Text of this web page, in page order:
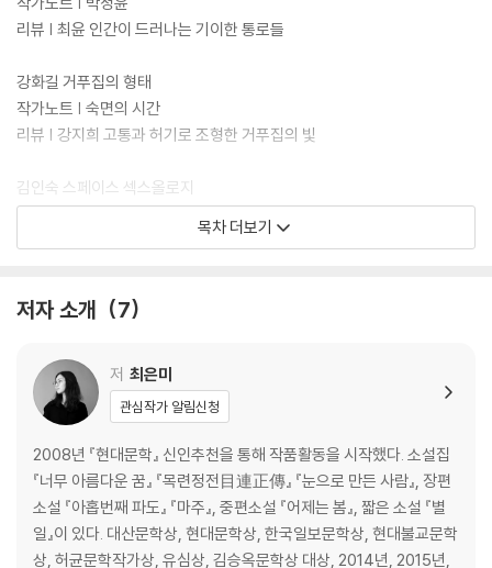
월하며 가장 문학적인 단편소설이 바로 여기, 『2025 김승옥문학상 수상
올해 김승옥문학상은 2024년 7월부터 2025년 6월까지 주요 문예지와
웹진 등 총 24개 문예지에서 104명의 작가가 발표한 소설 총 131편을 심
은미, 강화길, 김인숙, 김혜진, 배수아, 최진영, 황정은이 수상자 명단에 올
랐으며 최은미가 영예의 대상을 받았다. 이번으로 김승옥문학상에 네번째
이름을 올리는 최은미는 대상을 거머쥐며 저력을 증명했다. 최진영, 황정
을 뚜렷이 각인시켰다.
‘봄에는 젊은작가상, 가을에는 김승옥’이라는 독자들의 환대에 부응하듯
올해 역시 화려한 수상자 라인업으로 찾아왔다. 이번 작품집은 지금-여기
에 놓인 우리의 삶을 관통하는 이야기로 가득하다. 챗지피티, 12·3 계엄 사
태, 이스라엘의 팔레스타인 집단 학살, 정선 사북항쟁 등 작금의 문제를 적
극적으로 담아낸 단편들은 우리가 무심코 스쳐지나갔을 사회문제를 적극
적으로 드러내며 문학의 역할을 묻게 한다. 이번 수상작품집에서 또하나
특기할 만한 것은 바로 디자인이다. 기존의 틀은 그대로 가져가되, 기존 김
승옥문학상 수상작품집에서 보기 어려웠던 검은색과 금색을 사용해 제10
리뷰 | 최윤 인간이 드러나는 기이한 통로들
강화길 거푸집의 형태
작가노트 | 숙면의 시간
리뷰 | 강지희 고통과 허기로 조형한 거푸집의 빛
김인숙 스페이스 섹스올로지
작가노트 | 공간과 우주
리뷰 | 구효서 망측罔測―헤아릴 수 없음
작가노트 | 삶을 탐구하는 작업
배수아 눈먼 탐정
작가노트 | 엠마오로 가는 길
리뷰 | 김미정 홀연 반짝이는 순간, 에 대한 메모
최진영 돌아오는 밤
작가노트 | 그리고 다시 시작해
리뷰 | 김화영 주어主語의 귀환을 위한 모험
목차 더보기
저자 소개 7
저 최은미
관심작가 알림신청
2008년 『현대문학』 신인추천을 통해 작품활동을 시작했다. 소설집
『너무 아름다운 꿈』 『목련정전目連正傳』 『눈으로 만든 사람』, 장편
소설 『아홉번째 파도』 『마주』, 중편소설 『어제는 봄』, 짧은 소설 『별
일』이 있다. 대산문학상, 현대문학상, 한국일보문학상, 현대불교문학
상, 허균문학작가상, 유심상, 김승옥문학상 대상, 2014년, 2015년,